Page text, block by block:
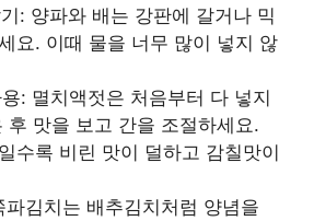
: 양파와 배는 강판에 갈거나 믹
요. 이때 물을 너무 많이 넣지 않
: 멸치액젓은 처음부터 다 넣지
후 맛을 보고 간을 조절하세요.
수록 비린 맛이 덜하고 감칠맛이
김치는 배추김치처럼 양념을